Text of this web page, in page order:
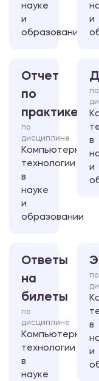
науке
и
образовании
и
Отчет
по
практике
по
дисциплине
Компьютерные
технологии
в
науке
и
образовании
по
в
и
Ответы
на
билеты
по
дисциплине
Компьютерные
технологии
в
науке
по
в
и